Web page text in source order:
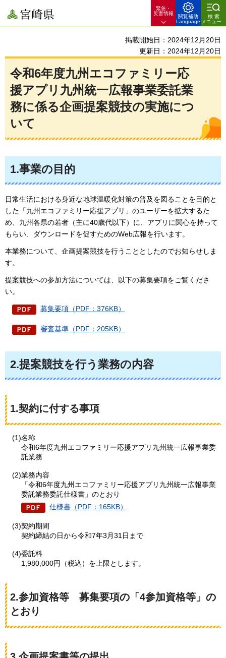
宮崎県
緊急・
災害情報
閲覧補助
Language
検索
メニュー
掲載開始日：2024年12月20日
更新日：2024年12月20日
令和6年度九州エコファミリー応
援アプリ九州統一広報事業委託業
務に係る企画提案競技の実施につ
いて
1.事業の目的
日常生活における身近な地球温暖化対策の普及を図ることを目的と
した「九州エコファミリー応援アプリ」のユーザーを拡大するた
め、九州各県の若者（主に40歳代以下）に、アプリに関心を持って
もらい、ダウンロードを促すためのWeb広報を行います。
本業務について、企画提案競技を行うこととしたのでお知らせしま
す。
提案競技への参加方法については、以下の募集要項をご覧くださ
い。
募集要項（PDF：376KB）
審査基準（PDF：205KB）
2.提案競技を行う業務の内容
1.契約に付する事項
(1)名称
令和6年度九州エコファミリー応援アプリ九州統一広報事業委
託業務
(2)業務内容
「令和6年度九州エコファミリー応援アプリ九州統一広報事業
委託業務委託仕様書」のとおり
仕様書（PDF：165KB）
(3)契約期間
契約締結の日から令和7年3月31日まで
(4)委託料
1,980,000円（税込）を上限とします。
2.参加資格等
募集要項の「4参加資格等」の
とおり